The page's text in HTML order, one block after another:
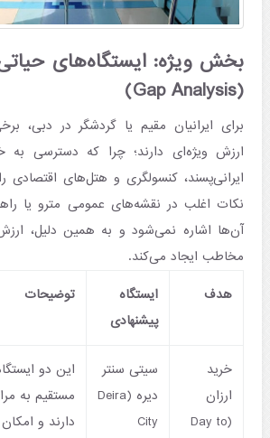
بخش ویژه: ایستگاه‌های حیاتی
(Gap Analysis)
برای ایرانیان مقیم یا گردشگر در دبی،
ارزش ویژه‌ای دارند؛ چرا که دسترسی به
ایرانی‌پسند، کنسولگری و هتل‌های اقتصادی
نکات اغلب در نقشه‌های عمومی مترو یا
آن‌ها اشاره نمی‌شود و به همین دلیل،
مخاطب ایجاد می‌کند.
هدف
ایستگاه
پیشنهادی
توضیحات
خرید
ارزان
(Day to
سیتی سنتر
دیره (Deira
City
این دو
مستقیم به
دارند و